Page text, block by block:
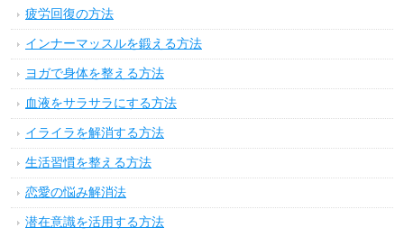
疲労回復の方法
インナーマッスルを鍛える方法
ヨガで身体を整える方法
血液をサラサラにする方法
イライラを解消する方法
生活習慣を整える方法
恋愛の悩み解消法
潜在意識を活用する方法